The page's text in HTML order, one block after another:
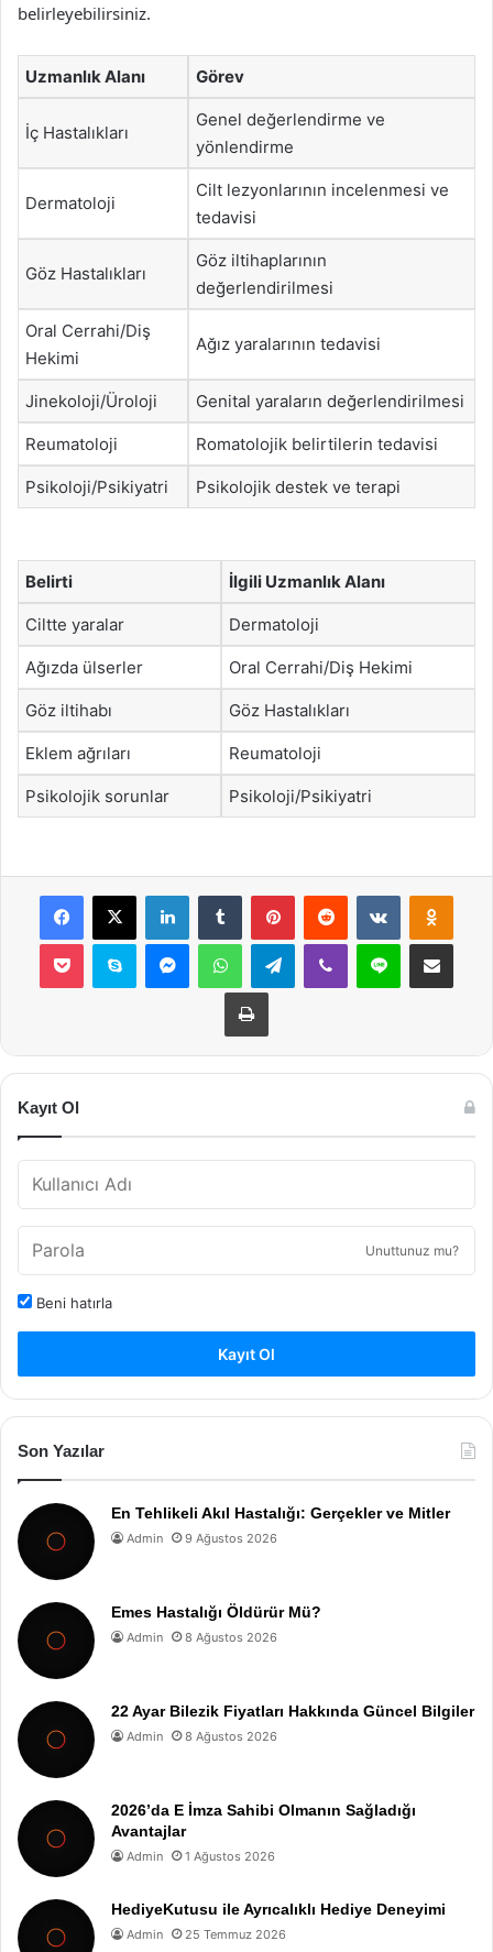
belirleyebilirsiniz.
Uzmanlık Alanı Görev
İç Hastalıkları
Genel değerlendirme ve
yönlendirme
Dermatoloji
Cilt lezyonlarının incelenmesi ve
tedavisi
Göz Hastalıkları
Göz iltihaplarının
değerlendirilmesi
Oral Cerrahi/Diş
Hekimi
Ağız yaralarının tedavisi
Jinekoloji/Üroloji Genital yaraların değerlendirilmesi
Reumatoloji Romatolojik belirtilerin tedavisi
Psikoloji/Psikiyatri Psikolojik destek ve terapi
Belirti İlgili Uzmanlık Alanı
Ciltte yaralar Dermatoloji
Ağızda ülserler Oral Cerrahi/Diş Hekimi
Göz iltihabı Göz Hastalıkları
Eklem ağrıları Reumatoloji
Psikolojik sorunlar Psikoloji/Psikiyatri
Facebook
X LinkedInTumblr PinterestReddit VKontakte
Pocket Skype MessengerWhatsAppTelegramViber Line E-Posta ile
Yazdır
Kayıt Ol
Unuttunuz mu?
Beni hatırla
Kayıt Ol
Son Yazılar
En Tehlikeli Akıl Hastalığı: Gerçekler ve Mitler
Admin 9 Ağustos 2026
Emes Hastalığı Öldürür Mü?
Admin 8 Ağustos 2026
22 Ayar Bilezik Fiyatları Hakkında Güncel Bilgiler
Admin 8 Ağustos 2026
2026’da E İmza Sahibi Olmanın Sağladığı
Avantajlar
Admin 1 Ağustos 2026
HediyeKutusu ile Ayrıcalıklı Hediye Deneyimi
Admin 25 Temmuz 2026